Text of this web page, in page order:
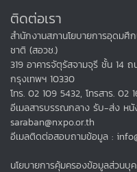
ติดต่อเรา
สำนักงานสภานโยบายการอุดมศึ
ชาติ (สอวช.)
319 อาคารจัตุรัสจามจุรี ชั้น 14
กรุงเทพฯ 10330
โทร. 02 109 5432, โทรสาร. 02
อีเมลสารบรรณกลาง รับ-ส่ง หนั
saraban@nxpo.or.th
อีเมลติดต่อสอบถามข้อมูล :
นโยบายการคุ้มครองข้อมูลส่วนบุ